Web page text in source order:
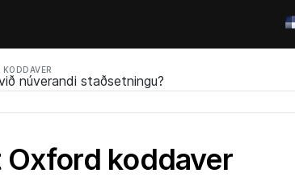
núverandi staðsetningu?
koddaver